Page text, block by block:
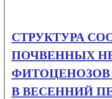
СТРУКТУРА
ПОЧВЕННЫХ
В ВЕСЕННИЙ